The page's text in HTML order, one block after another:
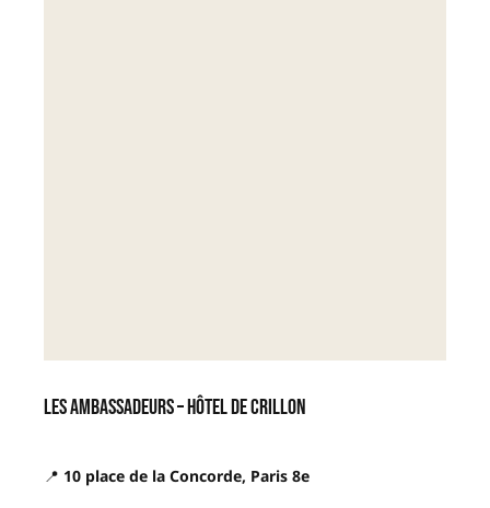
Les Ambassadeurs – Hôtel de Crillon
📍 10 place de la Concorde, Paris 8e